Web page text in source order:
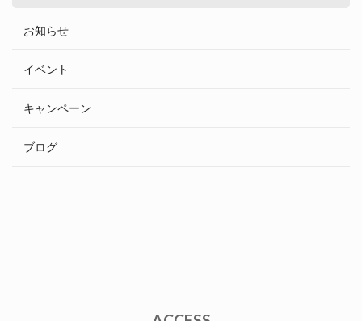
お知らせ
イベント
キャンペーン
ブログ